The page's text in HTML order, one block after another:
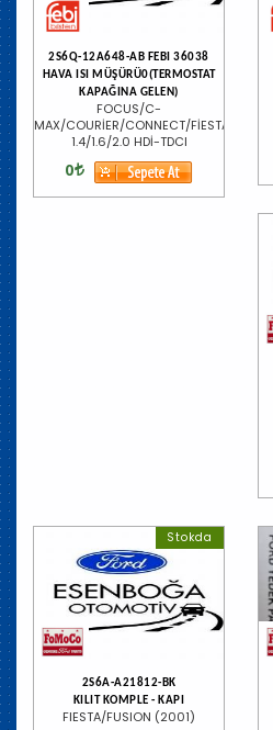
2S6Q-12A648-AB FEBI 36038
HAVA ISI MÜŞÜRÜ0(TERMOSTAT
KAPAĞINA GELEN)
FOCUS/C-
MAX/COURİER/CONNECT/FİESTA/KUGA
1.4/1.6/2.0 HDİ-TDCI
0
Stokda
2S6A-A21812-BK
KILIT KOMPLE - KAPI
FIESTA/FUSION (2001)